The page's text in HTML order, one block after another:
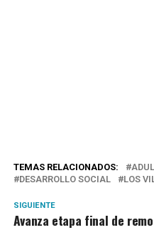
TEMAS RELACIONADOS:
DESARROLLO SOCIAL
LOS
SIGUIENTE
Avanza etapa final de